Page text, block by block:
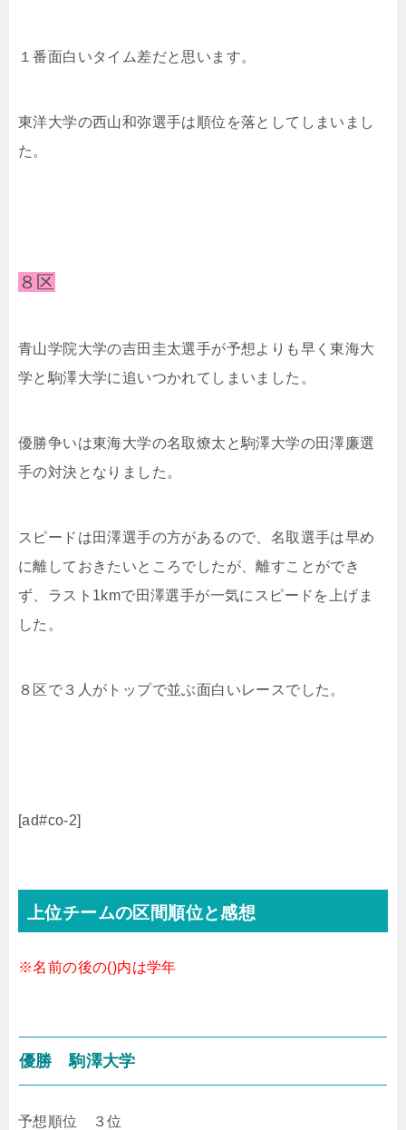
１番面白いタイム差だと思います。
東洋大学の西山和弥選手は順位を落としてしまいまし
た。
８区
青山学院大学の吉田圭太選手が予想よりも早く東海大
学と駒澤大学に追いつかれてしまいました。
優勝争いは東海大学の名取燎太と駒澤大学の田澤廉選
手の対決となりました。
スピードは田澤選手の方があるので、名取選手は早め
に離しておきたいところでしたが、離すことができ
ず、ラスト1kmで田澤選手が一気にスピードを上げま
した。
８区で３人がトップで並ぶ面白いレースでした。
[ad#co-2]
上位チームの区間順位と感想
※名前の後の()内は学年
優勝 駒澤大学
予想順位 ３位